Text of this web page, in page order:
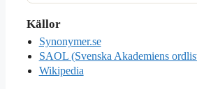
Källor
Synonymer.se
SAOL (Svenska Akademiens
Wikipedia